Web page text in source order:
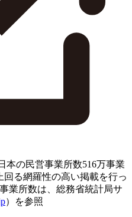
の民営事業所数516万事業
回る網羅性の高い掲載を行っ
業所数は、総務省統計局サ
）を参照